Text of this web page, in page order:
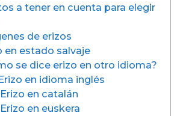
a tener en cuenta para elegir
de erizos
en estado salvaje
se dice erizo en otro idioma?
en idioma inglés
Erizo en catalán
Erizo en euskera